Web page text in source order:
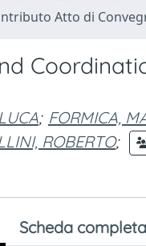
Atto di
; FORMICA,
ROBERTO;
Scheda completa